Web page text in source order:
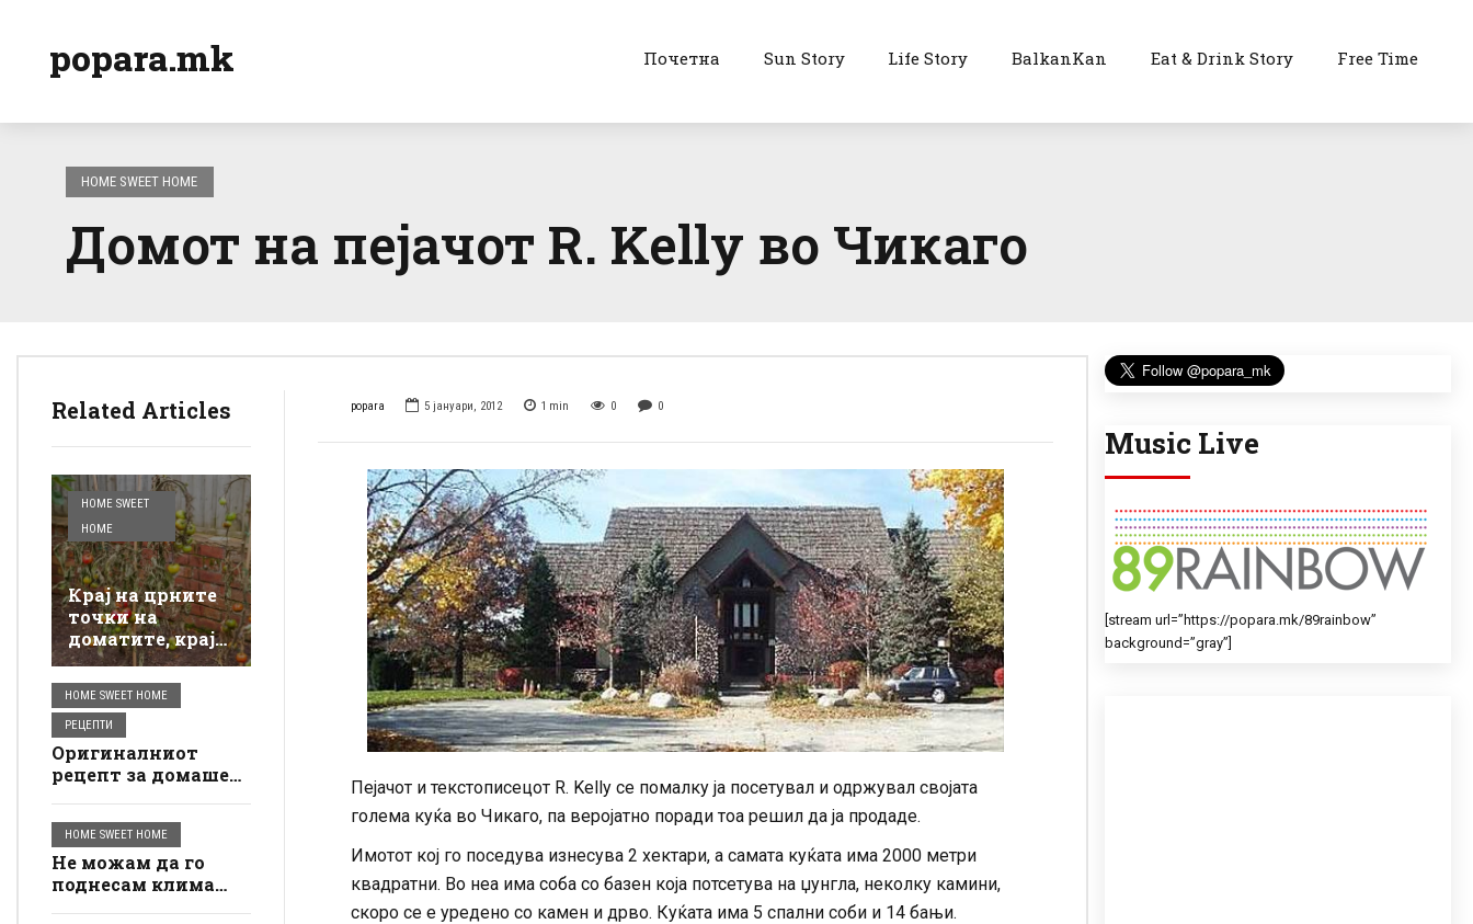
popara.mk Почетна Sun Story Life Story BalkanKan Eat & Drink Story Free Time
HOME SWEET HOME
Домот на пејачот R. Kelly во Чикаго
Related Articles
HOME SWEET
HOME
Крај на црните
точки на
доматите, крај
на гниењето:
Само посипете
го овој отпад од
кујната на
земја, тој
веднаш ќе се
опорави.
HOME SWEET HOME
РЕЦЕПТИ
Оригиналниот
рецепт за домашен
пекарницата не
може да се
натпреварува со
него
HOME SWEET HOME
Не можам да го
поднесам клима
popara 5 јануари, 2012 1 min 0 0
Пејачот и текстописецот R. Kelly се помалку ја посетувал и одржувал својата
голема куќа во Чикаго, па веројатно поради тоа решил да ја продаде.
Имотот кој го поседува изнесува 2 хектари, а самата куќата има 2000 метри
квадратни. Во неа има соба со базен која потсетува на џунгла, неколку камини,
скоро се е уредено со камен и дрво. Куќата има 5 спални соби и 14 бањи.
Music Live
[stream url=”https://popara.mk/89rainbow”
background=”gray”]